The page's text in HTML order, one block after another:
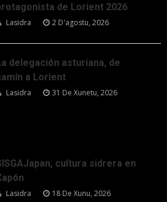
de Lorient 2026
Lasidra 2 D'agostu, 2026
delegación asturiana, de
a Lorient
Lasidra 31 De Xunetu, 2026
cultura sidrera en
Lasidra 18 De Xunu, 2026